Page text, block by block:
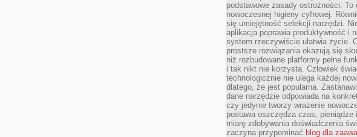
podstawowe zasady ostrożności. To
nowoczesnej higieny cyfrowej.
się umiejętność selekcji narzędzi.
aplikacja poprawia produktywność i
system rzeczywiście ułatwia życie.
prostsze rozwiązania okazują się
niż rozbudowane platformy pełne
i tak nikt nie korzysta. Człowiek
technologicznie nie ulega każdej
dlatego, że jest popularna.
dane narzędzie odpowiada na
czy jedynie tworzy wrażenie
postawa oszczędza czas, pieniądze
miarę zdobywania doświadczenia
zaczyna przypominać blog dla